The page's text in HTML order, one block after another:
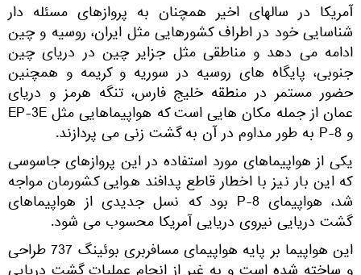
آمریکا در سالهای اخیر همچنان به پروازهای مسئله دار
شناسایی خود در اطراف کشورهایی مثل ایران، روسیه و چین
ادامه می دهد و مناطقی مثل جزایر چین در دریای چین
جنوبی، پایگاه های روسیه در سوریه و کریمه و همچنین
حضور مستمر در منطقه خلیج فارس، تنگه هرمز و دریای
عمان از جمله مکان هایی است که هواپیماهایی مثل EP-3E
و P-8 به طور مداوم در آن به گشت زنی می پردازند.
یکی از هواپیماهای مورد استفاده در این پروازهای جاسوسی
که این بار نیز با اخطار قاطع پدافند هوایی کشورمان مواجه
شد، هواپیمای P-8 بود که نسل جدیدی از هواپیماهای
گشت دریایی نیروی دریایی آمریکا محسوب می شود.
این هواپیما بر پایه هواپیمای مسافربری بوئینگ 737 طراحی